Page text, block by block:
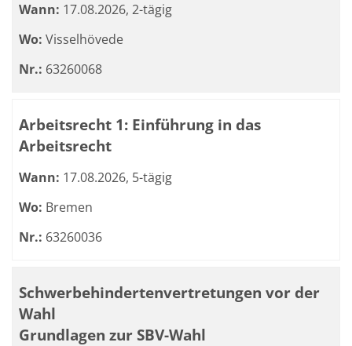
Wann: 17.08.2026, 2-tägig
Wo: Visselhövede
Nr.: 63260068
Arbeitsrecht 1: Einführung in das
Arbeitsrecht
Wann: 17.08.2026, 5-tägig
Wo: Bremen
Nr.: 63260036
Schwerbehindertenvertretungen vor der
Wahl
Grundlagen zur SBV-Wahl